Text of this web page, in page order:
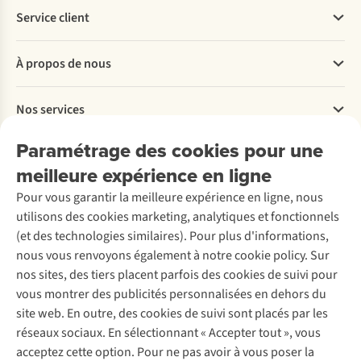
Paramétrage des cookies pour une
meilleure expérience en ligne
Pour vous garantir la meilleure expérience en ligne, nous
utilisons des cookies marketing, analytiques et fonctionnels
(et des technologies similaires). Pour plus d'informations,
nous vous renvoyons également à notre cookie policy. Sur
nos sites, des tiers placent parfois des cookies de suivi pour
vous montrer des publicités personnalisées en dehors du
site web. En outre, des cookies de suivi sont placés par les
réseaux sociaux. En sélectionnant « Accepter tout », vous
acceptez cette option. Pour ne pas avoir à vous poser la
Service client
Commander
Payer
Livraison
Rétractation d'une commande
Entretien & réparations
Garantie
Contactez-nous
À propos de nous
Explore More
À propos d’Ayacucho
Nos magasins
À propos d’A.S.Adventure
Déclaration d'accessibilité
Nos services
Location / Location sports d’hiver
Entretien de ski
Service de lavage
Entretien de chaussures
Réparation de chaussures
Réparation de vêtements
Retouches
Pour les entreprises
Découvrez
A.S.Magazine
Explore Camp
Gear Check
Expertise & conseils
Abonnez-vous à la newsletter
Suivez-nous